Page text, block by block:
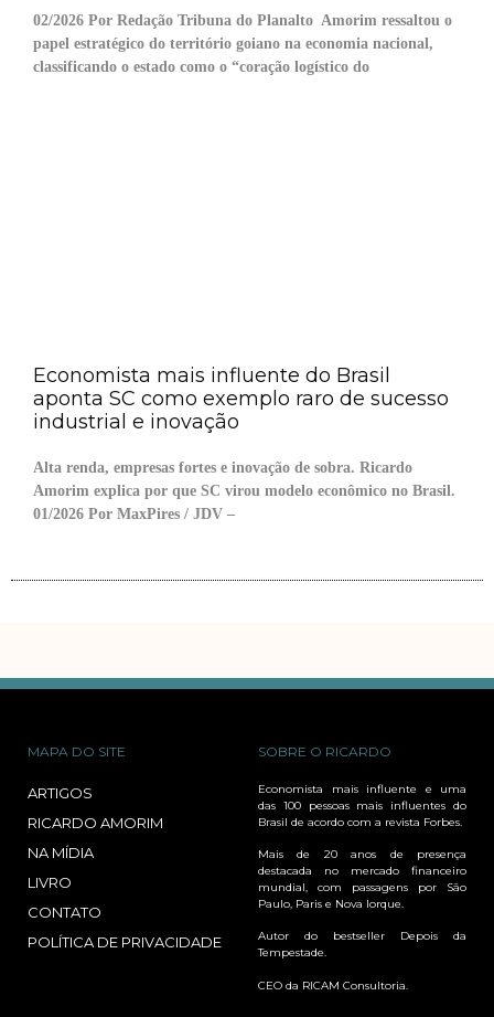
02/2026 Por Redação Tribuna do Planalto Amorim ressaltou o
papel estratégico do território goiano na economia nacional,
classificando o estado como o “coração logístico do
Economista mais influente do Brasil
aponta SC como exemplo raro de sucesso
industrial e inovação
Alta renda, empresas fortes e inovação de sobra. Ricardo
Amorim explica por que SC virou modelo econômico no Brasil.
01/2026 Por MaxPires / JDV –
MAPA DO SITE
ARTIGOS
RICARDO AMORIM
NA MÍDIA
LIVRO
CONTATO
POLÍTICA DE PRIVACIDADE
SOBRE O RICARDO
Economista mais influente e uma
das 100 pessoas mais influentes do
Brasil de acordo com a revista Forbes.
Mais de 20 anos de presença
destacada no mercado financeiro
mundial, com passagens por São
Paulo, Paris e Nova Iorque.
Autor do bestseller Depois da
Tempestade.
CEO da RICAM Consultoria.